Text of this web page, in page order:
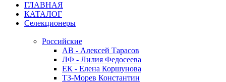
ГЛАВНАЯ
КАТАЛОГ
Селекционеры
Российские
АВ - Алексей Тарасов
ЛФ - Лилия Федосеева
ЕК - Елена Коршунова
ТЗ-Морев Константин